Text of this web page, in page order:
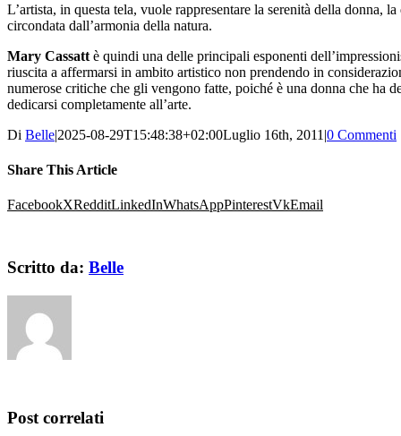
L’artista, in questa tela, vuole rappresentare la serenità della donna, la
circondata dall’armonia della natura.
Mary Cassatt è quindi una delle principali esponenti
riuscita a affermarsi in ambito artistico non prendendo in
numerose critiche che gli vengono fatte, poiché è una donna che ha
dedicarsi completamente all’arte.
Di Belle|2025-08-29T15:48:38+02:00Luglio 16th, 2011 |0 Commenti
Share This Article
FacebookXRedditLinkedInWhatsAppPinterestVkEmail
Scritto da: Belle
Post correlati